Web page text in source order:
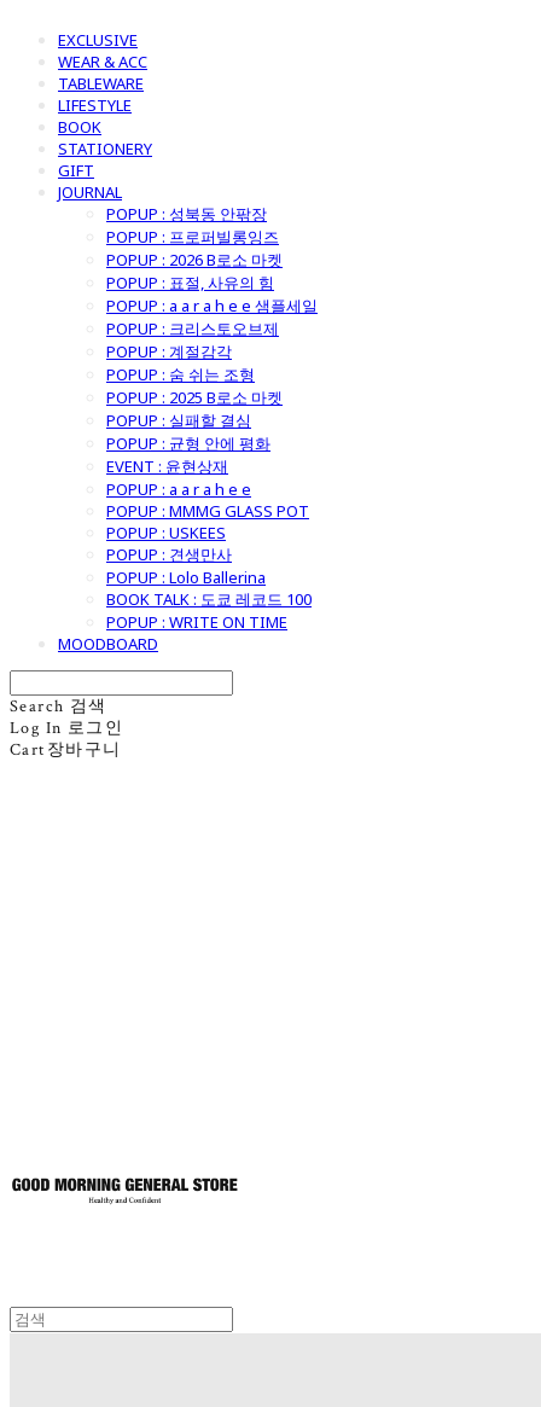
EXCLUSIVE
WEAR & ACC
TABLEWARE
LIFESTYLE
BOOK
STATIONERY
GIFT
JOURNAL
POPUP : 성북동 안팎장
POPUP : 프로퍼빌롱잉즈
POPUP : 2026 B로소 마켓
POPUP : 표절, 사유의 힘
POPUP : a a r a h e e 샘플세일
POPUP : 크리스토오브제
POPUP : 계절감각
POPUP : 숨 쉬는 조형
POPUP : 2025 B로소 마켓
POPUP : 실패할 결심
POPUP : 균형 안에 평화
EVENT : 윤현상재
POPUP : a a r a h e e
POPUP : MMMG GLASS POT
POPUP : USKEES
POPUP : 견생만사
POPUP : Lolo Ballerina
BOOK TALK : 도쿄 레코드 100
POPUP : WRITE ON TIME
MOODBOARD
Search 검색
Log In 로그인
Cart 장바구니